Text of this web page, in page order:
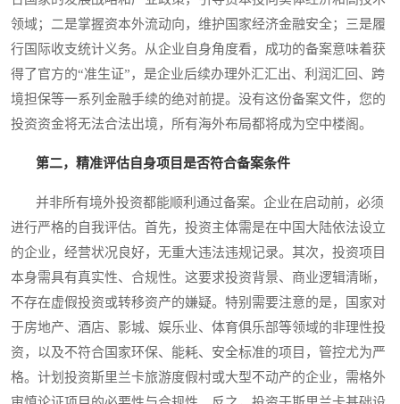
领域；二是掌握资本外流动向，维护国家经济金融安全；三是履
行国际收支统计义务。从企业自身角度看，成功的备案意味着获
得了官方的“准生证”，是企业后续办理外汇汇出、利润汇回、跨
境担保等一系列金融手续的绝对前提。没有这份备案文件，您的
投资资金将无法合法出境，所有海外布局都将成为空中楼阁。
第二，精准评估自身项目是否符合备案条件
并非所有境外投资都能顺利通过备案。企业在启动前，必须
进行严格的自我评估。首先，投资主体需是在中国大陆依法设立
的企业，经营状况良好，无重大违法违规记录。其次，投资项目
本身需具有真实性、合规性。这要求投资背景、商业逻辑清晰，
不存在虚假投资或转移资产的嫌疑。特别需要注意的是，国家对
于房地产、酒店、影城、娱乐业、体育俱乐部等领域的非理性投
资，以及不符合国家环保、能耗、安全标准的项目，管控尤为严
格。计划投资斯里兰卡旅游度假村或大型不动产的企业，需格外